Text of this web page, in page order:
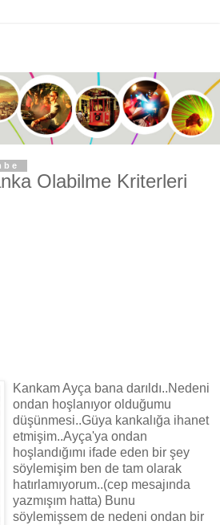
Olabilme Kriterleri
Kankam Ayça bana darıldı..Nedeni
ondan hoşlanıyor olduğumu
düşünmesi..Güya kankalığa ihanet
etmişim..Ayça'ya ondan
hoşlandığımı ifade eden bir şey
söylemişim ben de tam olarak
hatırlamıyorum..(cep mesajında
yazmışım hatta) Bunu
söylemişsem de nedeni ondan bir